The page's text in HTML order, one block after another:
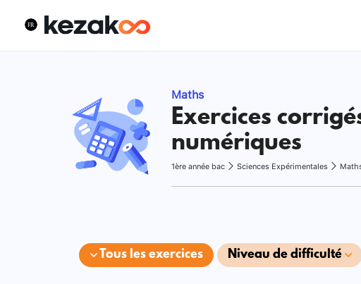
Maths
Exercices
numériques
1ère année bac Sciences Expérimentales
Tous les exercices Niveau de difficulté